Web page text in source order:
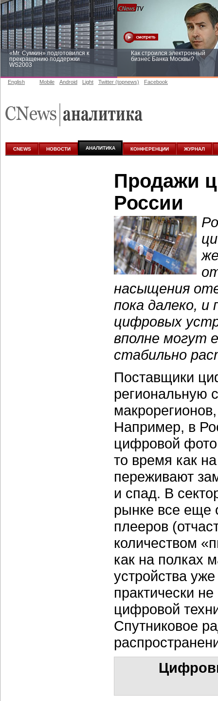
«Mr. Сумкин» подготовился к
прекращению поддержки
WS2003
Как строился электронный
бизнес Банка Москвы?
аналитике
English Mobile Android Light Twitter (topnews) Facebook
CNEWS НОВОСТИ АНАЛИТИКА КОНФЕРЕНЦИИ ЖУРНАЛ
Продажи
России
насыщения
пока далеко,
цифровых
вполне могут
стабильно
Поставщики
региональную
Например, в
цифровой
то время как
переживают
и спад. В
рынке все еще
плееров
количеством
как на полках
устройства
практически
цифровой
Спутниковое